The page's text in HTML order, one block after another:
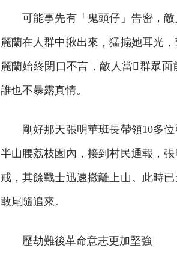
可能事先有「鬼頭仔」告密，敵
麗蘭在人群中揪出來，猛搧她耳光
麗蘭始終閉口不言，敵人當群眾
誰也不暴露真情。
剛好那天張明華班長帶領10多位
半山腰荔枝園內，接到村民通報，
戒，其餘戰士迅速撤離上山。此時
敢尾隨追來。
歷劫難後革命意志更加堅強